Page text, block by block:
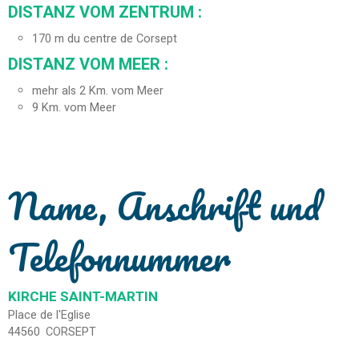
DISTANZ VOM ZENTRUM :
170 m du centre de Corsept
DISTANZ VOM MEER :
mehr als 2 Km. vom Meer
9 Km. vom Meer
Name, Anschrift und
Telefonnummer
KIRCHE SAINT-MARTIN
Place de l'Eglise
44560 CORSEPT